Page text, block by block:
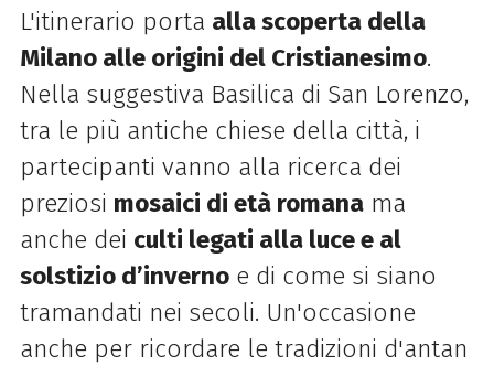
L'itinerario porta alla scoperta della
Milano alle origini del Cristianesimo.
Nella suggestiva Basilica di San Lorenzo,
tra le più antiche chiese della città, i
partecipanti vanno alla ricerca dei
preziosi mosaici di età romanama
anche dei culti legati alla luce e al
solstizio d’invernoe di come si siano
tramandati nei secoli. Un'occasione
anche per ricordare le tradizioni d'antan